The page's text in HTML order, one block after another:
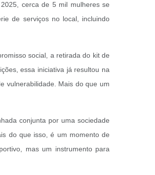
cerca de 5 mil mulheres se
de serviços no local, incluindo
social, a retirada do kit de
essa iniciativa já resultou na
vulnerabilidade. Mais do que um
conjunta por uma sociedade
do que isso, é um momento de
mas um instrumento para